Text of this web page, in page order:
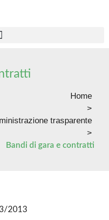
Home
>
trasparente
>
Bandi di gara e contratti
2013